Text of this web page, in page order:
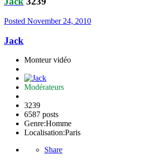
Posted November 24, 2010
Jack
Monteur vidéo
Modérateurs
3239
6587 posts
Genre:Homme
Localisation:Paris
Share